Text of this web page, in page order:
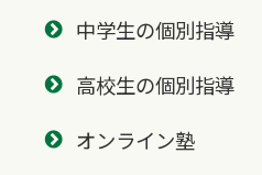
中学生の個別指導
高校生の個別指導
オンライン塾